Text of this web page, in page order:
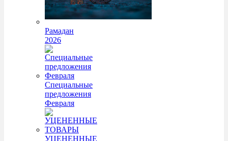
Рамадан
2026
Специальные
предложения
Февраля
УЦЕНЕННЫЕ